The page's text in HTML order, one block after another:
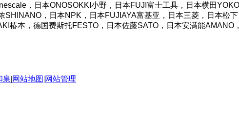
，日本ONOSOKKI小野，日本FUJI富士工具，日本横田
，日本NPK，日本FUJIAYA富基亚，日本三菱，日本松
本，德国费斯托FESTO，日本佐藤SATO，日本安满能AMANO
泉|网站地图|网站管理